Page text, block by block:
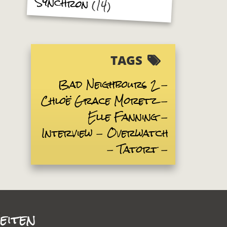
(14)
TAGS
Bad Neighbours 2
Chloë Grace Moretz
Elle Fanning
Interview Overwatch
Tatort